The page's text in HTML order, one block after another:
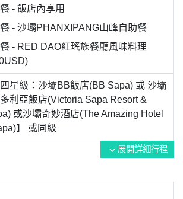
- 飯店內享用
- 沙壩PHANXIPANG山峰自助餐
- RED DAO紅瑤族餐廳風味料理
四星級：沙壩BB飯店(BB Sapa) 或 沙壩
利亞飯店(Victoria Sapa Resort &
或沙壩奇妙酒店(The Amazing Hotel
】 或同級
expand_more 展開詳細行程